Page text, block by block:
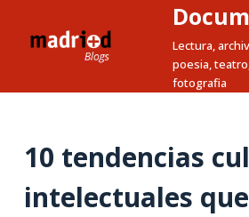
t
Lectura,
poesia,
fotografia
10 tendencias
intelectuales